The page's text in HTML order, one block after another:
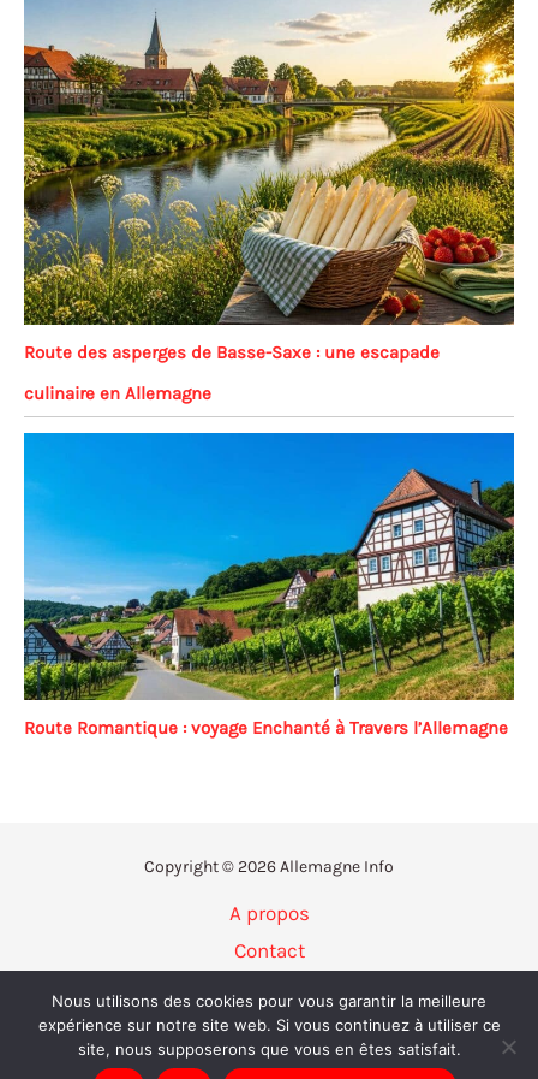
Route des asperges de Basse-Saxe : une escapade
culinaire en Allemagne
Route Romantique : voyage Enchanté à Travers l’Allemagne
Copyright © 2026 Allemagne Info
A propos
Contact
Mentions légales
Plan du site
Nous utilisons des cookies pour vous garantir la meilleure
expérience sur notre site web. Si vous continuez à utiliser ce
site, nous supposerons que vous en êtes satisfait.